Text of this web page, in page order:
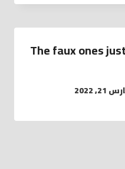
The faux ones
2022